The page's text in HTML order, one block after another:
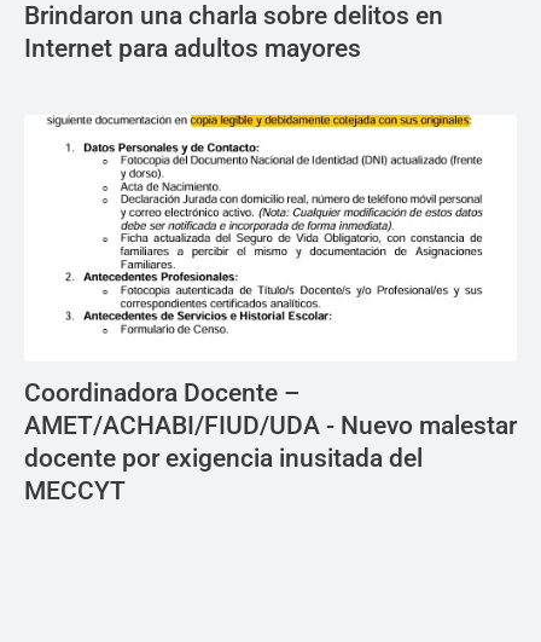
Brindaron una charla sobre delitos en
Internet para adultos mayores
Coordinadora Docente –
AMET/ACHABI/FIUD/UDA - Nuevo malestar
docente por exigencia inusitada del
MECCYT